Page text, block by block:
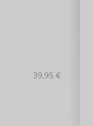
39,95 €